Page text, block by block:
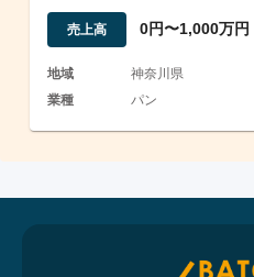
売上高 0円〜1,000万円
地域
神奈川県
業種
パン